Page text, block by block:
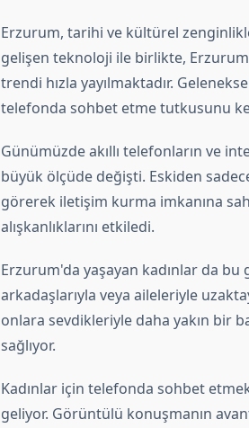
Erzurum, tarihi ve kültürel
gelişen teknoloji ile birlikte,
trendi hızla yayılmaktadır.
telefonda sohbet etme tutkusunu
Günümüzde akıllı telefonların ve
büyük ölçüde değişti. Eskiden
görerek iletişim kurma imkanına
alışkanlıklarını etkiledi.
Erzurum'da yaşayan kadınlar da
arkadaşlarıyla veya aileleriyle
onlara sevdikleriyle daha yakın bir
sağlıyor.
Kadınlar için telefonda sohbet
geliyor. Görüntülü konuşmanın